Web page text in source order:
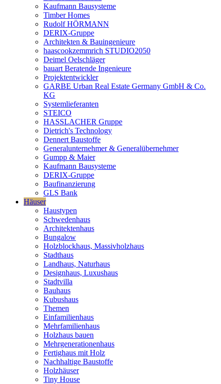
Kaufmann Bausysteme
Timber Homes
Rudolf HÖRMANN
DERIX-Gruppe
Architekten & Bauingenieure
haascookzemmrich STUDIO2050
Deimel Oelschläger
bauart Beratende Ingenieure
Projektentwickler
GARBE Urban Real Estate Germany GmbH & Co.
KG
Systemlieferanten
STEICO
HASSLACHER Gruppe
Dietrich's Technology
Dennert Baustoffe
Generalunternehmer & Generalübernehmer
Gumpp & Maier
Kaufmann Bausysteme
DERIX-Gruppe
Baufinanzierung
GLS Bank
Häuser
Haustypen
Schwedenhaus
Architektenhaus
Bungalow
Holzblockhaus, Massivholzhaus
Stadthaus
Landhaus, Naturhaus
Designhaus, Luxushaus
Stadtvilla
Bauhaus
Kubushaus
Themen
Einfamilienhaus
Mehrfamilienhaus
Holzhaus bauen
Mehrgenerationenhaus
Fertighaus mit Holz
Nachhaltige Baustoffe
Holzhäuser
Tiny House